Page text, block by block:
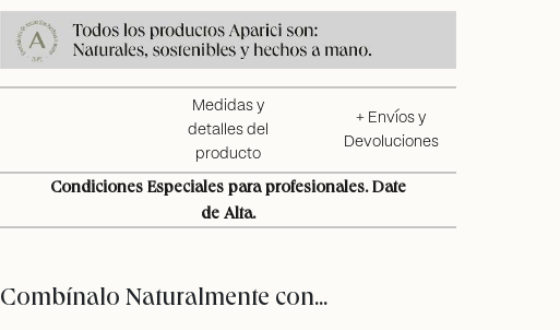
Medidas y
detalles del
producto
+ Envíos y
Devoluciones
Condiciones Especiales para profesionales. Date
de Alta.
Combínalo Naturalmente con...